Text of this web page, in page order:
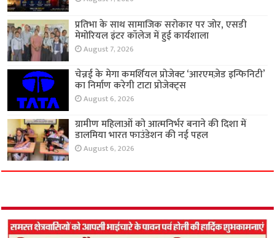
प्रतिभा के साथ सामाजिक सरोकार पर जोर, एसडी
मेमोरियल इंटर कॉलेज में हुई कार्यशाला
August 7, 2026
चेन्नई के मेगा कमर्शियल प्रोजेक्ट ‘आरएमज़ेड इन्फिनिटी’
का निर्माण करेगी टाटा प्रोजेक्ट्स
August 6, 2026
ग्रामीण महिलाओं को आत्मनिर्भर बनाने की दिशा में
डालमिया भारत फाउंडेशन की नई पहल
August 6, 2026